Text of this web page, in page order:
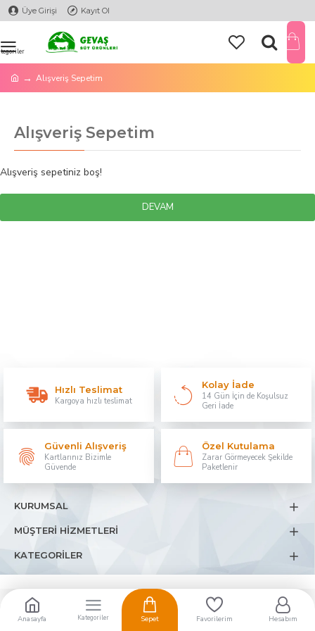
Üye Girişi Kayıt Ol
Alışveriş Sepetim
Alışveriş Sepetim
Alışveriş sepetiniz boş!
DEVAM
Hızlı Teslimat
Kargoya hızlı teslimat
Kolay İade
14 Gün İçin de Koşulsuz
Geri İade
Güvenli Alışveriş
Kartlarınız Bizimle
Güvende
Özel Kutulama
Zarar Görmeyecek Şekilde
Paketlenir
KURUMSAL
MÜŞTERİ HİZMETLERİ
KATEGORİLER
Anasayfa Sepet Favorilerim Hesabım